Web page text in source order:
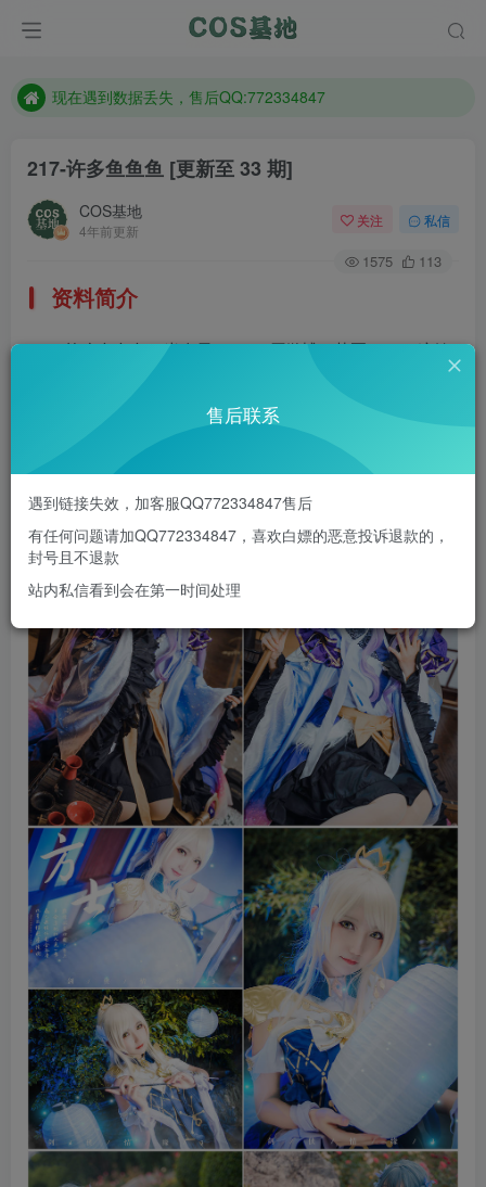
现在遇到数据丢失，售后QQ:772334847
想看那个coser作品，请在搜索框搜索
217-许多鱼鱼鱼 [更新至 33 期]
COS基地
4年前更新
关注 私信
1575 113
资料简介
许多鱼鱼鱼，半次元coser，原微博@苏夏yuyu，这妹
子拍的作品比较鲜美，人靓嘴甜，抱回家去得让一村子的人
部分预览
售后联系
遇到链接失效，加客服QQ772334847售后
有任何问题请加QQ772334847，喜欢白嫖的恶意投诉退款的，
封号且不退款
站内私信看到会在第一时间处理